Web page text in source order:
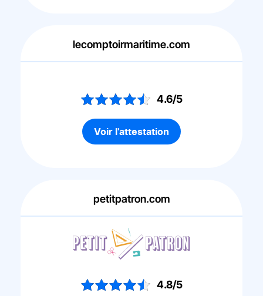
lecomptoirmaritime.com
4.6/5
Voir l'attestation
petitpatron.com
4.8/5